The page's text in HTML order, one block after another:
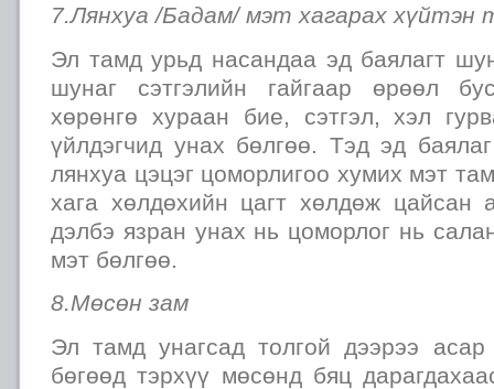
7.Лянхуа /Бадам/ мэт хагарах хүйтэн
Эл тамд урьд насандаа эд баялагт
шунаг сэтгэлийн гайгаар өрөөл
хөрөнгө хураан бие, сэтгэл, хэл
үйлдэгчид унах бөлгөө. Тэд эд
лянхуа цэцэг цоморлигоо хумих мэт
хага хөлдөхийн цагт хөлдөж цайсан
дэлбэ язран унах нь цоморлог нь
мэт бөлгөө.
8.Мөсөн зам
Эл тамд унагсад толгой дээрээ
бөгөөд тэрхүү мөсөнд бяц